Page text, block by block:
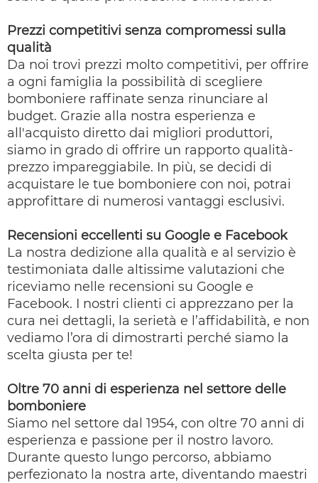
Prezzi competitivi senza compromessi sulla
qualità
Da noi trovi prezzi molto competitivi, per offrire
a ogni famiglia la possibilità di scegliere
bomboniere raffinate senza rinunciare al
budget. Grazie alla nostra esperienza e
all'acquisto diretto dai migliori produttori,
siamo in grado di offrire un rapporto qualità-
prezzo impareggiabile. In più, se decidi di
acquistare le tue bomboniere con noi, potrai
approfittare di numerosi vantaggi esclusivi.
Recensioni eccellenti su Google e Facebook
La nostra dedizione alla qualità e al servizio è
testimoniata dalle altissime valutazioni che
riceviamo nelle recensioni su Google e
Facebook. I nostri clienti ci apprezzano per la
cura nei dettagli, la serietà e l’affidabilità, e non
vediamo l’ora di dimostrarti perché siamo la
scelta giusta per te!
Oltre 70 anni di esperienza nel settore delle
bomboniere
Siamo nel settore dal 1954, con oltre 70 anni di
esperienza e passione per il nostro lavoro.
Durante questo lungo percorso, abbiamo
perfezionato la nostra arte, diventando maestri